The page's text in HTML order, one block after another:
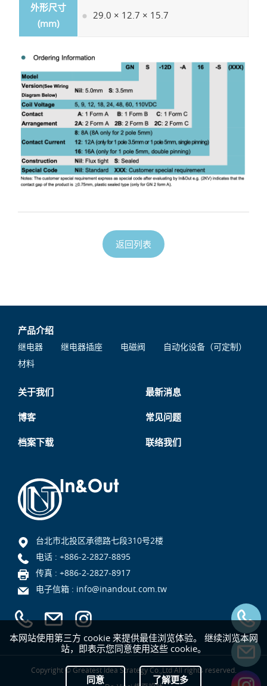
外形尺寸
(mm)
29.0 × 12.7 × 15.7
返回列表
本网站使用第三方 cookie 来提供最佳浏览体验。 继续浏览本网
站，即表示您同意使用这些 cookie。
同意 了解更多
产品介绍
继电器 继电器插座 电磁阀
自动化设备（可定制）
材料
关于我们 最新消息
博客 常见问题
档案下载 联络我们
台北市北投区承德路七段310号2楼
电话 : +886-2-2827-8895
传真 : +886-2-2827-8917
电子信箱 : info@inandout.com.tw
Copyright © Greatest Idea Strategy Co.,Ltd All rights reserved.